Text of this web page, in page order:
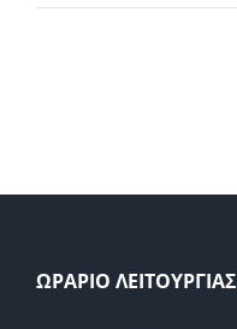
ΩΡΑΡΙΟ ΛΕΙΤΟΥΡΓΙΑΣ